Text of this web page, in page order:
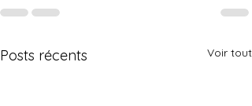
Posts récents Voir tout